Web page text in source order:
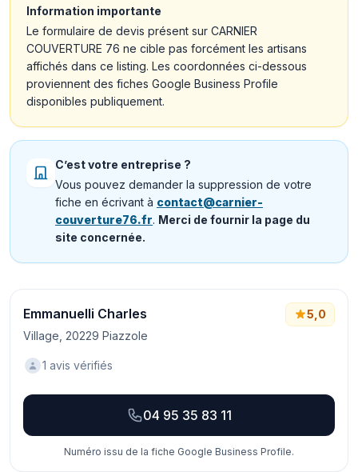
Information importante
Le formulaire de devis présent sur CARNIER
COUVERTURE 76 ne cible pas forcément les artisans
affichés dans ce listing. Les coordonnées ci-dessous
proviennent des fiches Google Business Profile
disponibles publiquement.
C’est votre entreprise ?
Vous pouvez demander la suppression de votre
fiche en écrivant à contact@carnier-
couverture76.fr. Merci de fournir la page du
site concernée.
Emmanuelli Charles
Village, 20229 Piazzole
5,0
1 avis vérifiés
04 95 35 83 11
Numéro issu de la fiche Google Business Profile.